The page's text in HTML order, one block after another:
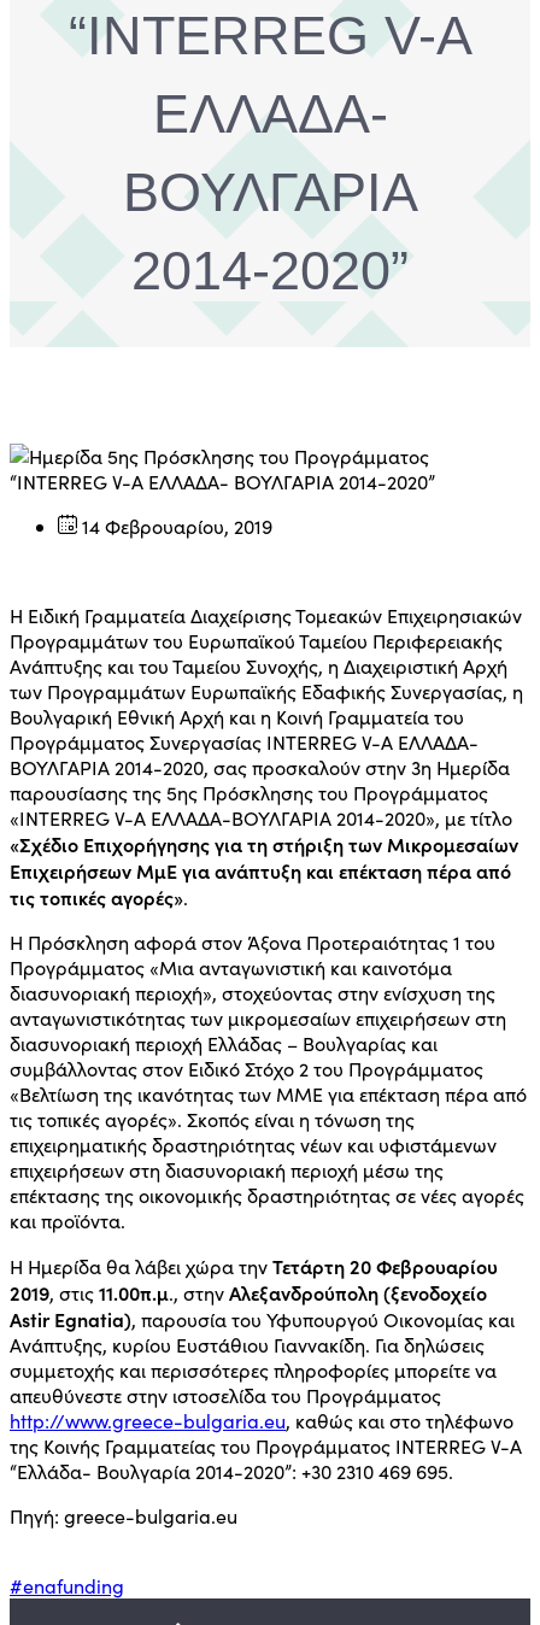
“INTERREG V-A
ΕΛΛΑΔΑ-
ΒΟΥΛΓΑΡΙΑ
2014-2020”
14 Φεβρουαρίου, 2019
Η Ειδική Γραμματεία Διαχείρισης Τομεακών Επιχειρησιακών
Προγραμμάτων του Ευρωπαϊκού Ταμείου Περιφερειακής
Ανάπτυξης και του Ταμείου Συνοχής, η Διαχειριστική Αρχή
των Προγραμμάτων Ευρωπαϊκής Εδαφικής Συνεργασίας, η
Βουλγαρική Εθνική Αρχή και η Κοινή Γραμματεία του
Προγράμματος Συνεργασίας INTERREG V-A ΕΛΛΑΔΑ-
ΒΟΥΛΓΑΡΙΑ 2014-2020, σας προσκαλούν στην 3η Ημερίδα
παρουσίασης της 5ης Πρόσκλησης του Προγράμματος
«INTERREG V-A ΕΛΛΑΔΑ-ΒΟΥΛΓΑΡΙΑ 2014-2020», με τίτλο
«Σχέδιο Επιχορήγησης για τη στήριξη των Μικρομεσαίων
Επιχειρήσεων ΜμΕ για ανάπτυξη και επέκταση πέρα από
τις τοπικές αγορές».
Η Πρόσκληση αφορά στον Άξονα Προτεραιότητας 1 του
Προγράμματος «Μια ανταγωνιστική και καινοτόμα
διασυνοριακή περιοχή», στοχεύοντας στην ενίσχυση της
ανταγωνιστικότητας των μικρομεσαίων επιχειρήσεων στη
διασυνοριακή περιοχή Ελλάδας – Βουλγαρίας και
συμβάλλοντας στον Ειδικό Στόχο 2 του Προγράμματος
«Βελτίωση της ικανότητας των ΜΜΕ για επέκταση πέρα από
τις τοπικές αγορές». Σκοπός είναι η τόνωση της
επιχειρηματικής δραστηριότητας νέων και υφιστάμενων
επιχειρήσεων στη διασυνοριακή περιοχή μέσω της
επέκτασης της οικονομικής δραστηριότητας σε νέες αγορές
και προϊόντα.
Η Ημερίδα θα λάβει χώρα τηνΤετάρτη 20 Φεβρουαρίου
2019, στις11.00π.μ., στηνΑλεξανδρούπολη (ξενοδοχείο
Astir Egnatia), παρουσία του Υφυπουργού Οικονομίας και
Ανάπτυξης, κυρίου Ευστάθιου Γιαννακίδη. Για δηλώσεις
συμμετοχής και περισσότερες πληροφορίες μπορείτε να
απευθύνεστε στην ιστοσελίδα του Προγράμματος
http://www.greece-bulgaria.eu, καθώς και στο τηλέφωνο
της Κοινής Γραμματείας του Προγράμματος INTERREG V-A
“Ελλάδα- Βουλγαρία 2014-2020”: +30 2310 469 695.
Πηγή: greece-bulgaria.eu
#enafunding